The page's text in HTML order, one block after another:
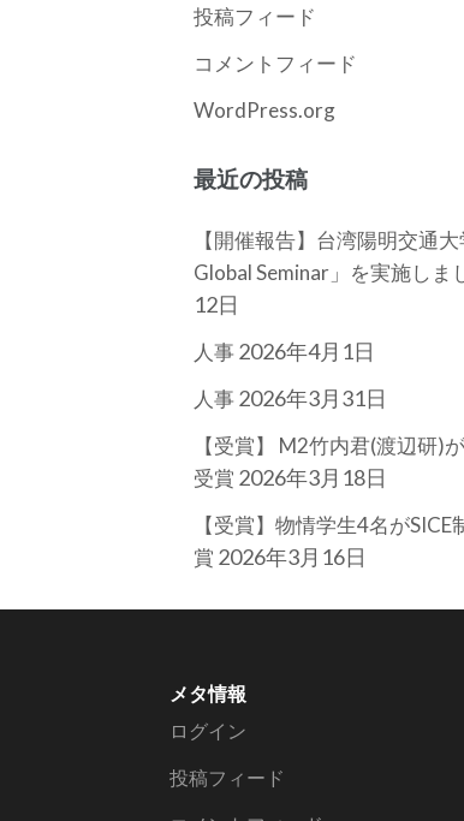
投稿フィード
コメントフィード
WordPress.org
最近の投稿
【開催報告】台湾陽明交通
Global Seminar」を実施しま
12日
人事2026年4月1日
人事2026年3月31日
【受賞】 M2竹内君(渡辺研)
受賞 2026年3月18日
【受賞】物情学生4名が
賞 2026年3月16日
メタ情報
ログイン
投稿フィード